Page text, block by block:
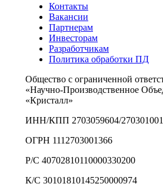
Контакты
Вакансии
Партнерам
Инвесторам
Разработчикам
Политика обработки ПД
Общество с ограниченной
«Научно-Производственное
«Кристалл»
ИНН/КПП 2703059604/270301001
ОГРН 1112703001366
Р/С 40702810110000330200
К/С 30101810145250000974